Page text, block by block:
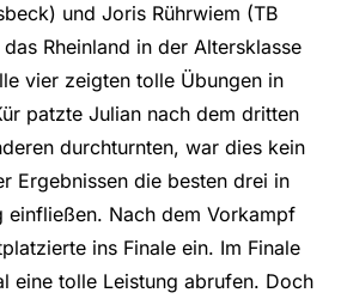
und Joris Rührwiem (TB
Rheinland in der Altersklasse
vier zeigten tolle Übungen in
patzte Julian nach dem dritten
durchturnten, war dies kein
Ergebnissen die besten drei in
einfließen. Nach dem Vorkampf
ins Finale ein. Im Finale
eine tolle Leistung abrufen. Doch